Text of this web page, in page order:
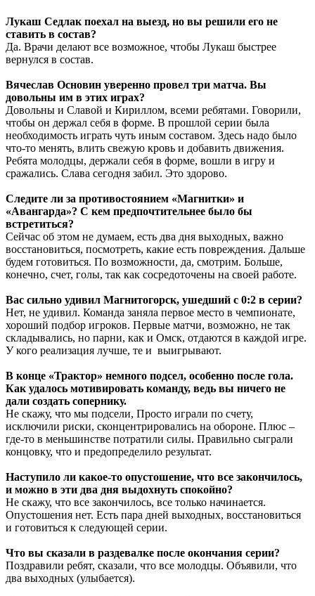
Лукаш Седлак поехал на выезд, но вы решили его не
ставить в состав?
Да. Врачи делают все возможное, чтобы Лукаш быстрее
вернулся в состав.
Вячеслав Основин уверенно провел три матча. Вы
довольны им в этих играх?
Довольны и Славой и Кириллом, всеми ребятами. Говорили,
чтобы он держал себя в форме. В прошлой серии была
необходимость играть чуть иным составом. Здесь надо было
что-то менять, влить свежую кровь и добавить движения.
Ребята молодцы, держали себя в форме, вошли в игру и
сражались. Слава сегодня забил. Это здорово.
Следите ли за противостоянием «Магнитки» и
«Авангарда»? С кем предпочтительнее было бы
встретиться?
Сейчас об этом не думаем, есть два дня выходных, важно
восстановиться, посмотреть, какие есть повреждения. Дальше
будем готовиться. По возможности, да, смотрим. Больше,
конечно, счет, голы, так как сосредоточены на своей работе.
Вас сильно удивил Магнитогорск, ушедший с 0:2 в серии?
Нет, не удивил. Команда заняла первое место в чемпионате,
хороший подбор игроков. Первые матчи, возможно, не так
складывались, но парни, как и Омск, отдаются в каждой игре.
У кого реализация лучше, те и выигрывают.
В конце «Трактор» немного подсел, особенно после гола.
Как удалось мотивировать команду, ведь вы ничего не
дали создать сопернику.
Не скажу, что мы подсели, Просто играли по счету,
исключили риски, сконцентрировались на обороне. Плюс –
где-то в меньшинстве потратили силы. Правильно сыграли
концовку, что и предопределило результат.
Наступило ли какое-то опустошение, что все закончилось,
и можно в эти два дня выдохнуть спокойно?
Не скажу, что все закончилось, все только начинается.
Опустошения нет. Есть пара дней выходных, восстановиться
и готовиться к следующей серии.
Что вы сказали в раздевалке после окончания серии?
Поздравили ребят, сказали, что все молодцы. Объявили, что
два выходных (улыбается).